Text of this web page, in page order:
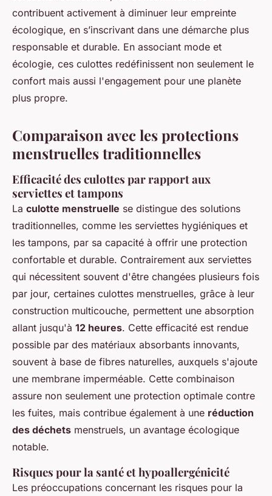
contribuent activement à diminuer leur empreinte
écologique, en s’inscrivant dans une démarche plus
responsable et durable. En associant mode et
écologie, ces culottes redéfinissent non seulement le
confort mais aussi l'engagement pour une planète
plus propre.
Comparaison avec les protections
menstruelles traditionnelles
Efficacité des culottes par rapport aux
serviettes et tampons
La culotte menstruelle se distingue des solutions
traditionnelles, comme les serviettes hygiéniques et
les tampons, par sa capacité à offrir une protection
confortable et durable. Contrairement aux serviettes
qui nécessitent souvent d'être changées plusieurs fois
par jour, certaines culottes menstruelles, grâce à leur
construction multicouche, permettent une absorption
allant jusqu'à 12 heures. Cette efficacité est rendue
possible par des matériaux absorbants innovants,
souvent à base de fibres naturelles, auxquels s'ajoute
une membrane imperméable. Cette combinaison
assure non seulement une protection optimale contre
les fuites, mais contribue également à une réduction
des déchets menstruels, un avantage écologique
notable.
Risques pour la santé et hypoallergénicité
Les préoccupations concernant les risques pour la